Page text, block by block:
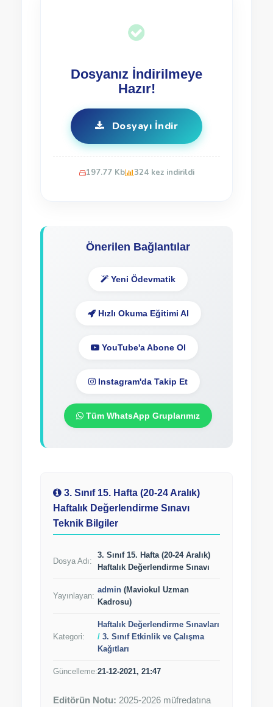
Dosyanız İndirilmeye
Hazır!
Dosyayı İndir
197.77 Kb 324 kez indirildi
Önerilen Bağlantılar
Yeni Ödevmatik
Hızlı Okuma Eğitimi Al
YouTube'a Abone Ol
Instagram'da Takip Et
Tüm WhatsApp Gruplarımız
3. Sınıf 15. Hafta (20-24 Aralık)
Haftalık Değerlendirme Sınavı
Teknik Bilgiler
Dosya Adı:
3. Sınıf 15. Hafta (20-24 Aralık)
Haftalık Değerlendirme Sınavı
Yayınlayan:
admin (Maviokul Uzman
Kadrosu)
Kategori:
Haftalık Değerlendirme Sınavları
/ 3. Sınıf Etkinlik ve Çalışma
Kağıtları
Güncelleme:21-12-2021, 21:47
Editörün Notu: 2025-2026 müfredatına